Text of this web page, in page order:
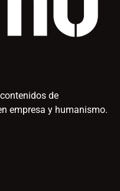
de
empresa y humanismo.